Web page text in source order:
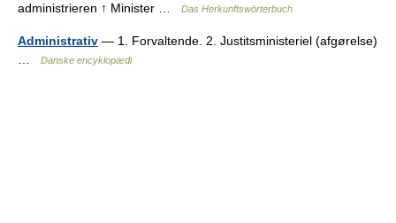
administrieren ↑ Minister …
Das Herkunftswörterbuch
Administrativ — 1. Forvaltende. 2. Justitsministeriel (afgørelse)
Danske encyklopædi